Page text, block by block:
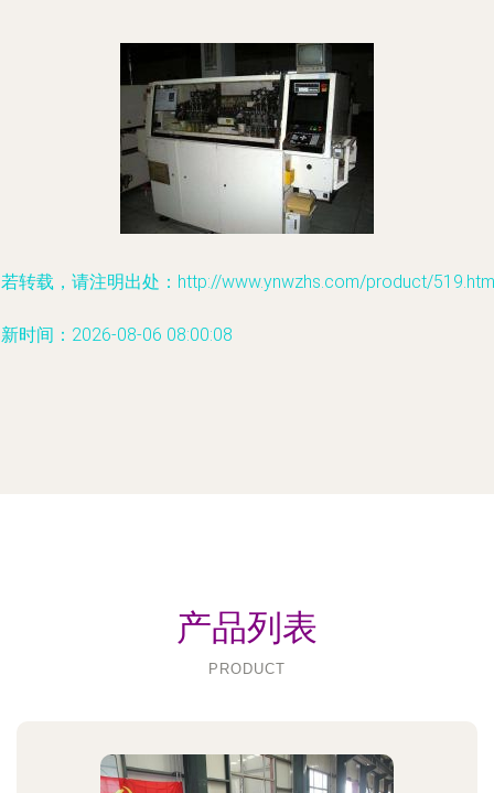
转载，请注明出处：http://www.ynwzhs.com/product/
时间：2026-08-06 08:00:08
产品列表
PRODUCT